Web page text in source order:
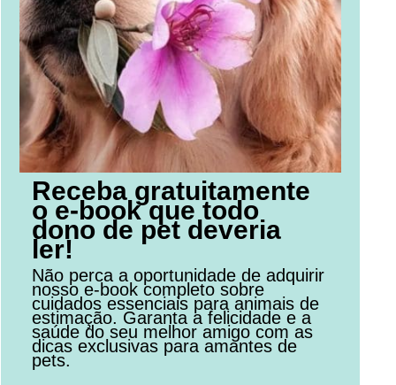
Receba gratuitamente
o e-book que todo
dono de pet deveria
ler!
Não perca a oportunidade de adquirir
nosso e-book completo sobre
cuidados essenciais para animais de
estimação. Garanta a felicidade e a
saúde do seu melhor amigo com as
dicas exclusivas para amantes de
pets.